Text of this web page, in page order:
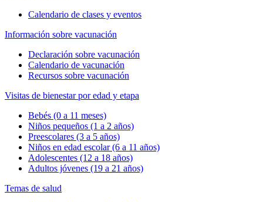
Calendario de clases y eventos
Información sobre vacunación
Declaración sobre vacunación
Calendario de vacunación
Recursos sobre vacunación
Visitas de bienestar por edad y etapa
Bebés (0 a 11 meses)
Niños pequeños (1 a 2 años)
Preescolares (3 a 5 años)
Niños en edad escolar (6 a 11 años)
Adolescentes (12 a 18 años)
Adultos jóvenes (19 a 21 años)
Temas de salud